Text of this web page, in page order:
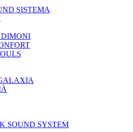
SISTEMA
SOUND SYSTEM